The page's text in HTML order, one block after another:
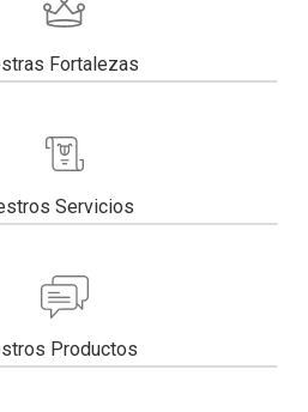
Fortalezas
Servicios
Productos